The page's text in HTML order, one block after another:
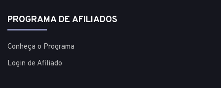
PROGRAMA DE AFILIADOS
Conheça o Programa
Login de Afiliado